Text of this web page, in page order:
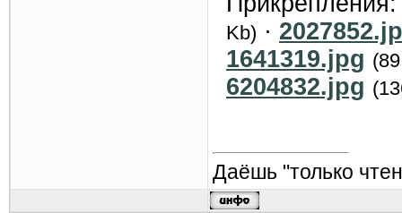
Kb) ·
1641319.jpg
6204832.jpg
Даёшь "только